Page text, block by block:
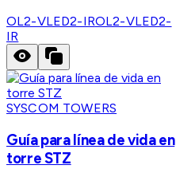
OL2-VLED2-IROL2-VLED2-
IR
SYSCOM TOWERS
Guía para línea de vida en
torre STZ